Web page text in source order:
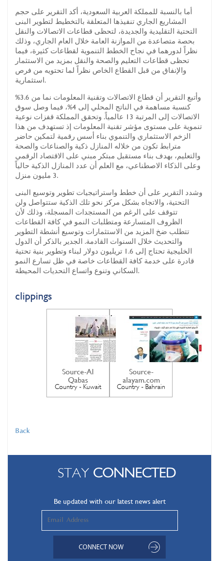
أما بالنسبة للمملكة العربية السعودية، أكد التقرير على حجم
المشاريع الجاري تنفيذها المتعلقة بالتخطيط لتطوير البنى
التحتية التقليدية والجديدة، لتحظى قطاعات الاتصالات والنقل
بحصة متصاعدة من الموازنة العامة خلال العام الجاري، وذلك
نظراً لدورهما في نجاح الخطط التنموية لقطاعات كثيرة، فيما
تحظى قطاعات التعليم والصحة والنقل بمزيد من الاستثمار
والإنفاق من قبل القطاع الخاص نظراً لما تحتويه من فرص
استثمارية.
وأتبع التقرير أن قطاع الاتصالات وتقنية المعلومات نما من 3.6%
كنسبة مساهمة في الناتج المحلي إلى 4%، فيما وصل سوق
الاتصالات إلى المرتبة 13 عالمياً. وتحقق المملكة قفزات نوعية
تنموية على مستوى مؤشر تقنية المعلومات إذ تستهدف من هذا
الزخم الاستثماري والتنموي بناء أسس رقمية لتمكين حاضر
مترابط تكون من خلاله المنازل ذكية والصناعات والصحة
والتعليم، بهدف بناء مستقبل مبتكر مبني على الاقتصاد الرقمي
وعلى الذكاء الاصطناعي، مع العلم أن عدد المنازل الذكية حالياً
3 مليون منزل.
وشدد التقرير على أن خطط واستراتيجيات تطوير وتوسيع البنى
التحتية، والاتجاه بشكل مركز نحو تلك الذكية ستتواصل ولن
تتوقف على الرغم من المستجدات المسجلة، وذلك لأن
الظروف المتسارعة ومتطلبات النمو في كافة القطاعات
تتطلب ضخ المزيد من الاستثمارات وتوسيع أنشطة التطوير
والتحديث خلال السنوات القادمة. الجدير بالذكر أن الدول
الخليجية تحتاج إلى 1.6 تريليون دولار لبناء وتطوير بنية تحتية
قادرة على خدمة كافة القطاعات خاصة في ظل تسارع النمو
السكاني وتنوع واتساع التحديات المحيطة.
clippings
Source-Al
Qabas
Country - Kuwait
Source-
alayam.com
Country - Bahrain
Back
STAY CONNECTED
Be updated with our latest news alert